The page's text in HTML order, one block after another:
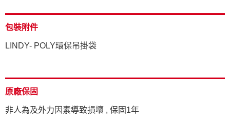
包裝附件
LINDY- POLY環保吊掛袋
原廠保固
非人為及外力因素導致損壞 , 保固1年